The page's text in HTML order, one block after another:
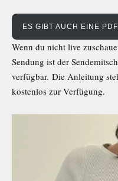
ES GIBT AUCH EINE
Wenn du nicht live
Sendung ist der
verfügbar. Die Anleitung
kostenlos zur Verfügung.